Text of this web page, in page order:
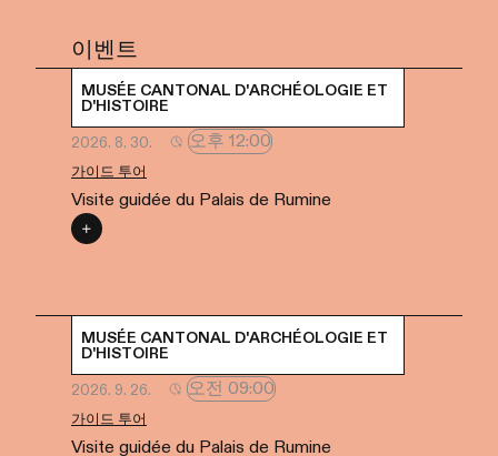
이벤트
MUSÉE CANTONAL D'ARCHÉOLOGIE ET
D'HISTOIRE
2026. 8. 30. 오후 12:00
가이드 투어
Visite guidée du Palais de Rumine
MUSÉE CANTONAL D'ARCHÉOLOGIE ET
D'HISTOIRE
2026. 9. 26. 오전 09:00
가이드 투어
Visite guidée du Palais de Rumine